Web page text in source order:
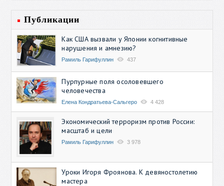
Публикации
Как США вызвали у Японии когнитивные
нарушения и амнезию?
Рамиль Гарифуллин 437
Пурпурные поля осоловевшего
человечества
Елена Кондратьева-Сальгеро 4 428
Экономический терроризм против России:
масштаб и цели
Рамиль Гарифуллин 3 978
Уроки Игоря Фроянова. К девяностолетию
мастера